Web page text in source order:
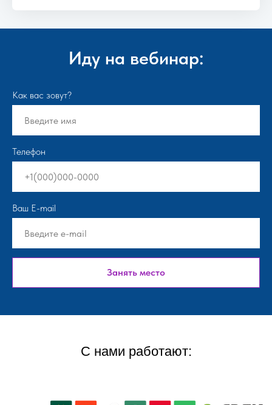
Иду на вебинар:
Как вас зовут?
Телефон
Ваш E-mail
Занять место
С нами работают: